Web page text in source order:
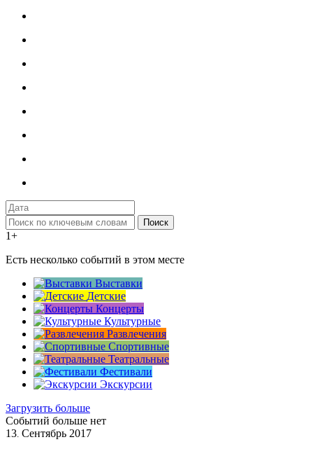
Поиск
1+
Есть несколько событий в этом месте
Выставки
Детские
Концерты
Культурные
Развлечения
Спортивные
Театральные
Фестивали
Экскурсии
Загрузить больше
Событий больше нет
13. Сентябрь 2017